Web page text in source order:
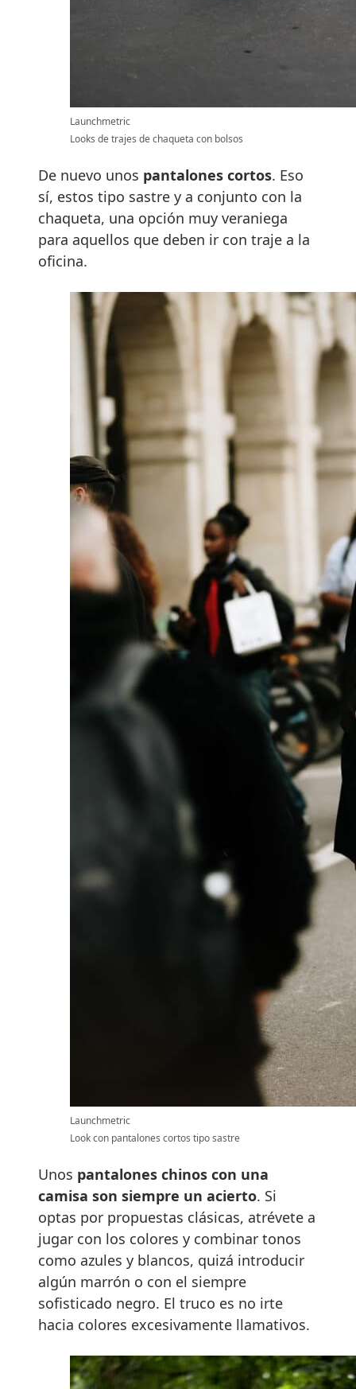
Launchmetric
Looks de trajes de chaqueta con bolsos
De nuevo unos pantalones cortos. Eso
sí, estos tipo sastre y a conjunto con la
chaqueta, una opción muy veraniega
para aquellos que deben ir con traje a la
oficina.
Launchmetric
Look con pantalones cortos tipo sastre
Unos pantalones chinos con una
camisa son siempre un acierto. Si
optas por propuestas clásicas, atrévete a
jugar con los colores y combinar tonos
como azules y blancos, quizá introducir
algún marrón o con el siempre
sofisticado negro. El truco es no irte
hacia colores excesivamente llamativos.